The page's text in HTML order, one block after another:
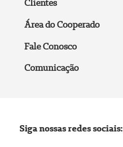
Clientes
Área do Cooperado
Fale Conosco
Comunicação
Siga nossas redes sociais: